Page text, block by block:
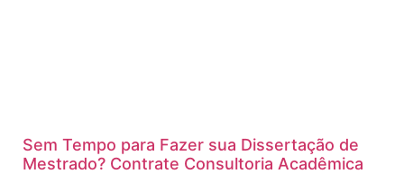
Sem Tempo para Fazer sua Dissertação de
Mestrado? Contrate Consultoria Acadêmica